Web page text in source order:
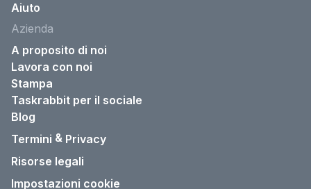
Aiuto
Azienda
A proposito di noi
Lavora con noi
Stampa
Taskrabbit per il sociale
Blog
Termini & Privacy
Risorse legali
Impostazioni cookie